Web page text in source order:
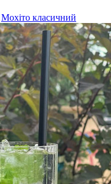
Мохіто класичний